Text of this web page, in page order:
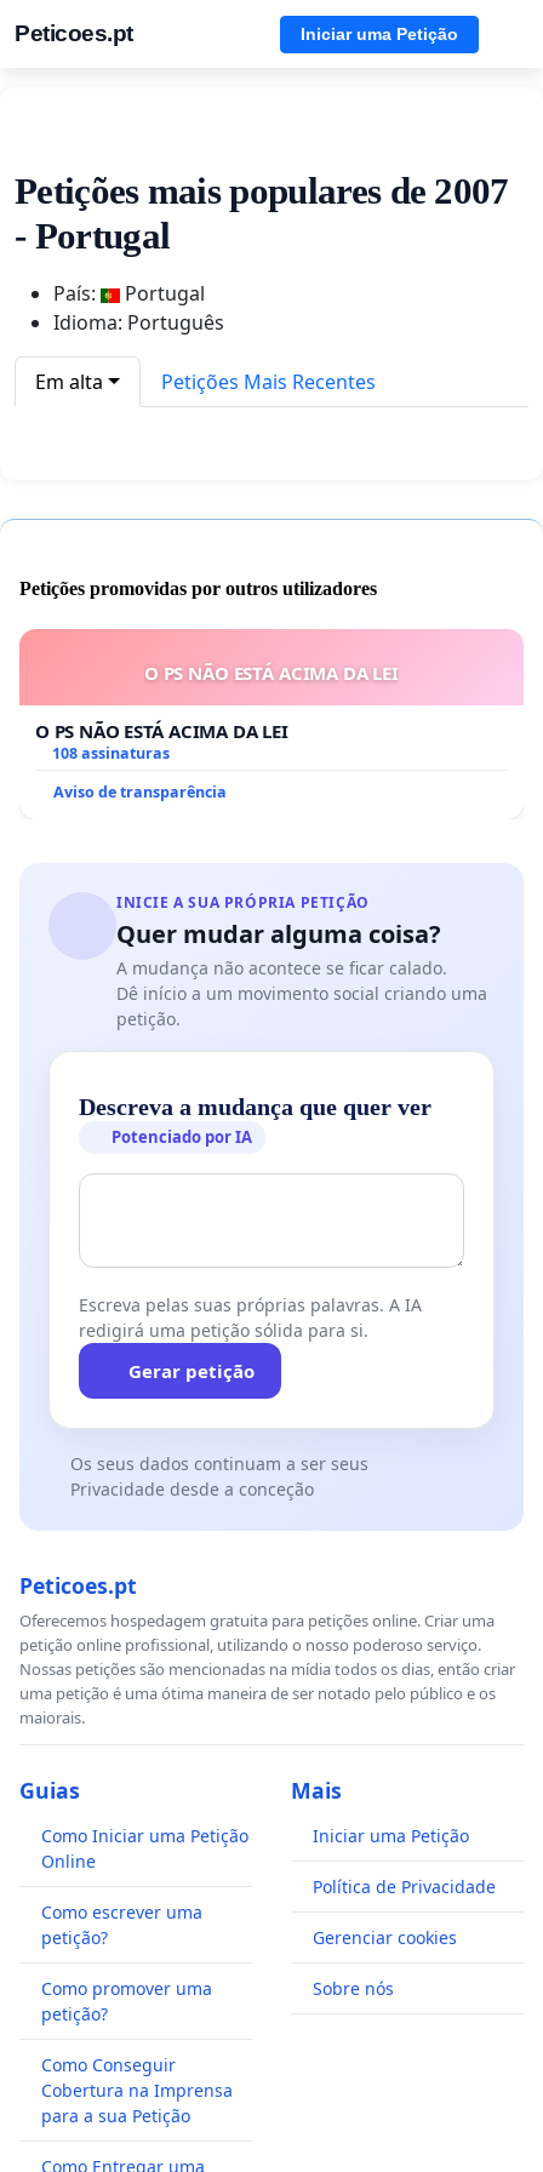
Peticoes.pt Iniciar uma Petição
Petições mais populares de 2007
- Portugal
País:
Portugal
Idioma: Português
Em alta Petições Mais Recentes
Petições promovidas por outros utilizadores
O PS NÃO ESTÁ ACIMA DA LEI
O PS NÃO ESTÁ ACIMA DA LEI
108 assinaturas
Aviso de transparência
INICIE A SUA PRÓPRIA PETIÇÃO
Quer mudar alguma coisa?
A mudança não acontece se ficar calado.
Dê início a um movimento social criando uma
petição.
Descreva a mudança que quer ver
Potenciado por IA
Escreva pelas suas próprias palavras. A IA
redigirá uma petição sólida para si.
Gerar petição
Os seus dados continuam a ser seus
Privacidade desde a conceção
Peticoes.pt
Oferecemos hospedagem gratuita para petições online. Criar uma
petição online profissional, utilizando o nosso poderoso serviço.
Nossas petições são mencionadas na mídia todos os dias, então criar
uma petição é uma ótima maneira de ser notado pelo público e os
maiorais.
Guias
Como Iniciar uma Petição
Online
Como escrever uma
petição?
Como promover uma
petição?
Como Conseguir
Cobertura na Imprensa
para a sua Petição
Como Entregar uma
Mais
Iniciar uma Petição
Política de Privacidade
Gerenciar cookies
Sobre nós